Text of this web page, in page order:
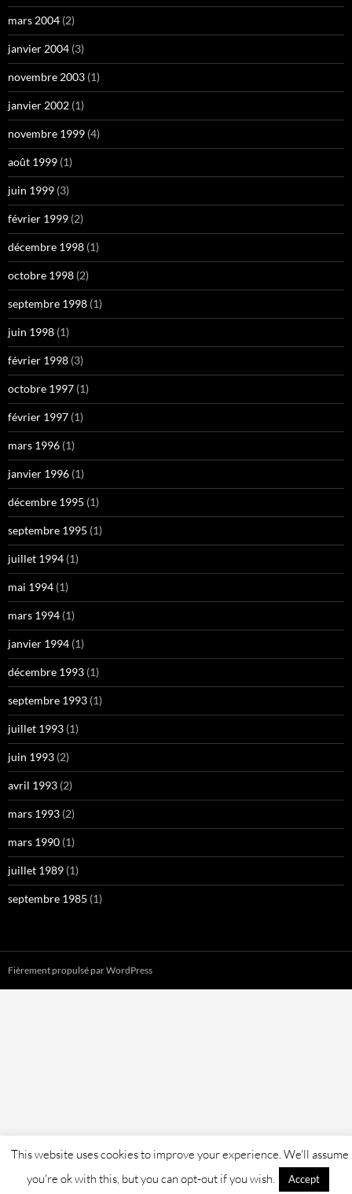
mars 2004 (2)
janvier 2004 (3)
novembre 2003 (1)
janvier 2002 (1)
novembre 1999 (4)
août 1999 (1)
juin 1999 (3)
février 1999 (2)
décembre 1998 (1)
octobre 1998 (2)
septembre 1998 (1)
juin 1998 (1)
février 1998 (3)
octobre 1997 (1)
février 1997 (1)
mars 1996 (1)
janvier 1996 (1)
décembre 1995 (1)
septembre 1995 (1)
juillet 1994 (1)
mai 1994 (1)
mars 1994 (1)
janvier 1994 (1)
décembre 1993 (1)
septembre 1993 (1)
juillet 1993 (1)
juin 1993 (2)
avril 1993 (2)
mars 1993 (2)
mars 1990 (1)
juillet 1989 (1)
septembre 1985 (1)
Fièrement propulsé par WordPress
This website uses cookies to improve your experience. We'll assume
you're ok with this, but you can opt-out if you wish.
Accept